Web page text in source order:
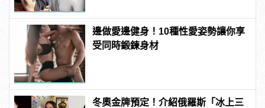
邊做愛邊健身！10種性愛姿勢讓你享
受同時鍛鍊身材
冬奧金牌預定！介紹俄羅斯「冰上三